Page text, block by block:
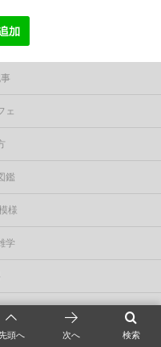
ェ
鑑
様
学
検索
頭へ 次へ